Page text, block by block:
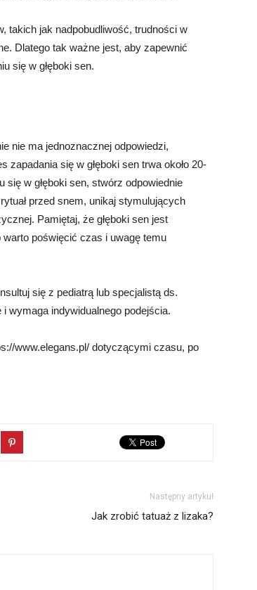
takich jak nadpobudliwość, trudności w
Dlatego tak ważne jest, aby zapewnić
się w głęboki sen.
nie ma jednoznacznej odpowiedzi,
się w głęboki sen trwa około 20-
w głęboki sen, stwórz odpowiednie
przed snem, unikaj stymulujących
Pamiętaj, że głęboki sen jest
warto poświęcić czas i uwagę temu
się z pediatrą lub specjalistą ds.
wymaga indywidualnego podejścia.
www.elegans.pl/ dotyczącymi czasu, po
Następny artykuł
Jak zrobić tatuaż z lizaka?